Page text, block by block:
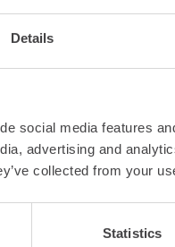
Details
social media features
advertising and
collected from your
Statistics
Kiinnitys
Koko